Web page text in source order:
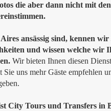
die aber dann nicht mit
ansässig sind, kennen wir
und wissen welche wir
Wir bieten Ihnen diesen Dienst
uns mehr Gäste empfehlen
City Tours und Transfers in